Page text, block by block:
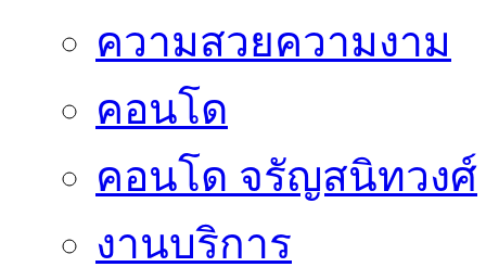
ความสวยความงาม
คอนโด
คอนโด จรัญสนิทวงศ์
งานบริการ